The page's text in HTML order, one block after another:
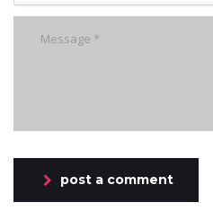
post a comment